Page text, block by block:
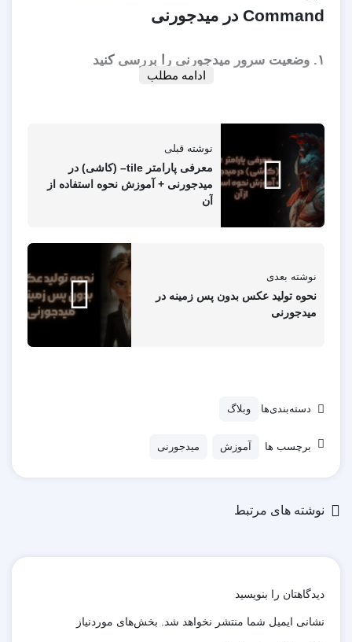
Command در میدجورنی
۱. وضعیت سرور میدجورنی را بررسی کنید
دهید این است که صفحه وضعیت میدجورنی را بررسی کنید.
دلیل تقاضای زیاد یا موارد دیگر در سمت سرور اتفاق می
افتد.
مشکلی در سرور میدجورنی وجود دارد یا نه. برای این کار بر
روی سرور میدجورنی در دیسکورد بروید و از منوی سمت چپ
روی status کلیک کنید.
ادامه مطلب
نوشته قبلی
معرفی پارامتر tile– (کاشی) در
میدجورنی + آموزش نحوه استفاده از
آن
نوشته بعدی
نحوه تولید عکس بدون پس زمینه در
میدجورنی
دسته‌بندی‌ها وبلاگ
برچسب ها آموزش میدجورنی
نوشته های مرتبط
دیدگاهتان را بنویسید
نشانی ایمیل شما منتشر نخواهد شد. بخش‌های موردنیاز